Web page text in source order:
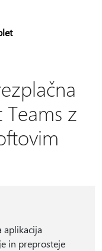
z
aplikacija
in preprosteje